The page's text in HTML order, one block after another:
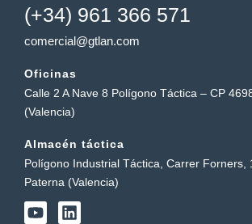
(+34) 961 366 571
comercial@gtlan.com
Oficinas
Calle 2 A Nave 8 Polígono Táctica – CP
(Valencia)
Almacén táctica
Polígono Industrial Táctica, Carrer Forners,
Paterna (Valencia)
Y
o
L
i